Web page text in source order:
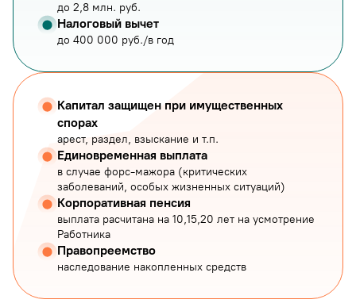
до 2,8 млн. руб.
Налоговый вычет
до 400 000 руб./в год
Капитал защищен при имущественных
спорах
арест, раздел, взыскание и т.п.
Единовременная выплата
в случае форс-мажора (критических
заболеваний, особых жизненных ситуаций)
Корпоративная пенсия
выплата расчитана на 10,15,20 лет на усмотрение
Работника
Правопреемство
наследование накопленных средств